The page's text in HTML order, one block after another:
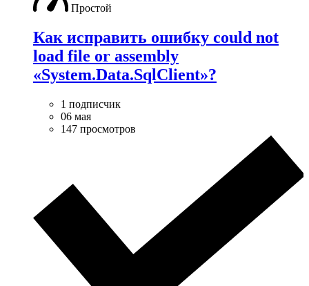
Простой
Как исправить ошибку could not
load file or assembly
«System.Data.SqlClient»?
1 подписчик
06 мая
147 просмотров